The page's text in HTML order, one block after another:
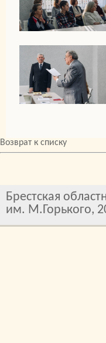
Возврат к списку
Брестская
им. М.Горького,